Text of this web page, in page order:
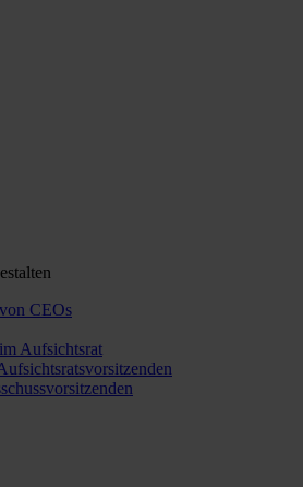
CEOs
Aufsichtsrat